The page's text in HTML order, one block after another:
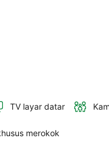
TV layar datar
merokok